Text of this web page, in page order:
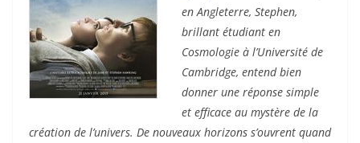
en Angleterre, Stephen,
brillant étudiant en
Cosmologie à l’Université de
Cambridge, entend bien
donner une réponse simple
et efficace au mystère de la
création de l’univers. De nouveaux horizons s’ouvrent quand